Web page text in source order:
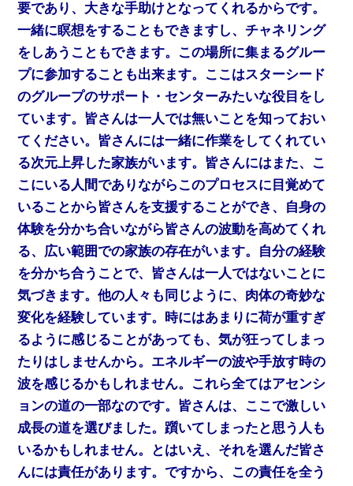
要であり、大きな手助けとなってくれるからです。
一緒に瞑想をすることもできますし、チャネリング
をしあうこともできます。この場所に集まるグルー
プに参加することも出来ます。ここはスターシード
のグループのサポート・センターみたいな役目をし
ています。皆さんは一人では無いことを知っておい
てください。皆さんには一緒に作業をしてくれてい
る次元上昇した家族がいます。皆さんにはまた、こ
こにいる人間でありながらこのプロセスに目覚めて
いることから皆さんを支援することができ、自身の
体験を分かち合いながら皆さんの波動を高めてくれ
る、広い範囲での家族の存在がいます。自分の経験
を分かち合うことで、皆さんは一人ではないことに
気づきます。他の人々も同じように、肉体の奇妙な
変化を経験しています。時にはあまりに荷が重すぎ
るように感じることがあっても、気が狂ってしまっ
たりはしませんから。 エネルギーの波や手放す時の
波を感じるかもしれません。これら全てはアセンシ
ョンの道の一部なのです。皆さんは、ここで激しい
成長の道を選びました。躓いてしまったと思う人も
いるかもしれません。とはいえ、それを選んだ皆さ
んには責任があります。ですから、この責任を全う